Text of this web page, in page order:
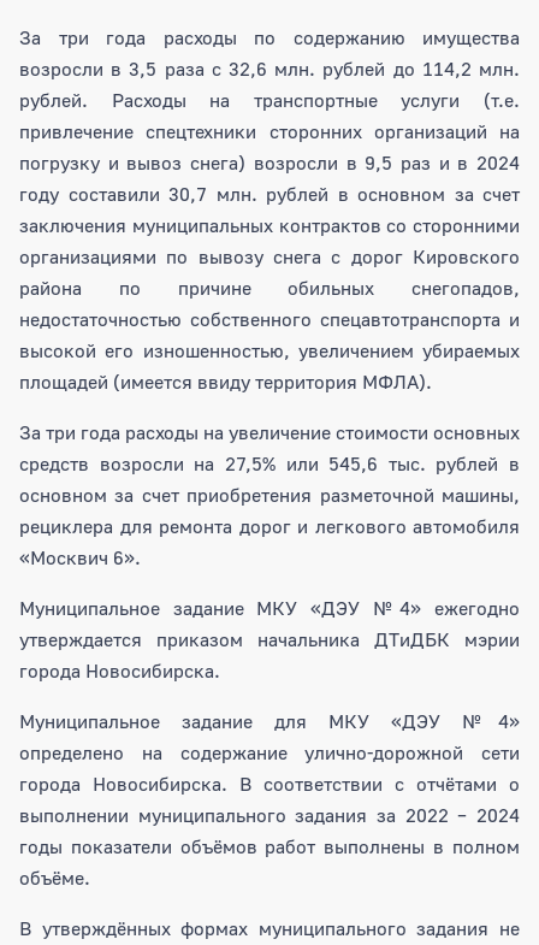
За три года расходы по содержанию имущества
возросли в 3,5 раза с 32,6 млн. рублей до 114,2 млн.
рублей. Расходы на транспортные услуги (т.е.
привлечение спецтехники сторонних организаций на
погрузку и вывоз снега) возросли в 9,5 раз и в 2024
году составили 30,7 млн. рублей в основном за счет
заключения муниципальных контрактов со сторонними
организациями по вывозу снега с дорог Кировского
района по причине обильных снегопадов,
недостаточностью собственного спецавтотранспорта и
высокой его изношенностью, увеличением убираемых
площадей (имеется ввиду территория МФЛА).
За три года расходы на увеличение стоимости основных
средств возросли на 27,5% или 545,6 тыс. рублей в
основном за счет приобретения разметочной машины,
рециклера для ремонта дорог и легкового автомобиля
«Москвич 6».
Муниципальное задание МКУ «ДЭУ №4» ежегодно
утверждается приказом начальника ДТиДБК мэрии
города Новосибирска.
Муниципальное задание для МКУ «ДЭУ №4»
определено на содержание улично-дорожной сети
города Новосибирска. В соответствии с отчётами о
выполнении муниципального задания за 2022 – 2024
годы показатели объёмов работ выполнены в полном
объёме.
В утверждённых формах муниципального задания не